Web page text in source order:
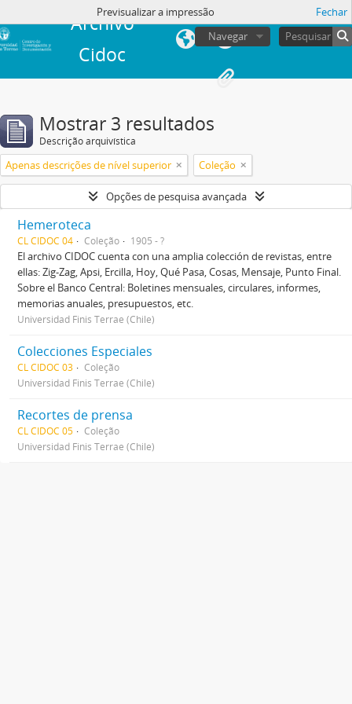
Archivo
Cidoc
Navegar
Previsualizar a impressão Fechar
Mostrar 3 resultados
Descrição arquivística
Apenas descrições de nível superior Coleção
Opções de pesquisa avançada
Hemeroteca
CL CIDOC 04 Coleção 1905 - ?
El archivo CIDOC cuenta con una amplia colección de revistas, entre
ellas: Zig-Zag, Apsi, Ercilla, Hoy, Qué Pasa, Cosas, Mensaje, Punto Final.
Sobre el Banco Central: Boletines mensuales, circulares, informes,
memorias anuales, presupuestos, etc.
Universidad Finis Terrae (Chile)
Colecciones Especiales
CL CIDOC 03
Coleção
Universidad Finis Terrae (Chile)
Recortes de prensa
CL CIDOC 05
Coleção
Universidad Finis Terrae (Chile)